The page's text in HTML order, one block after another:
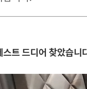
트 드디어 찾았습니